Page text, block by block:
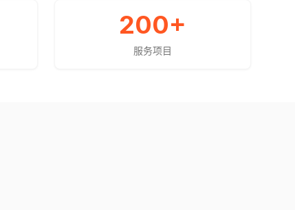
200+
服务项目